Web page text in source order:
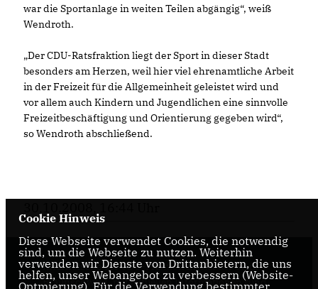
war die Sportanlage in weiten Teilen abgängig“, weiß
Wendroth.
Der CDU-Ratsfraktion liegt der Sport in dieser Stadt
besonders am Herzen, weil hier viel ehrenamtliche Arbeit
in der Freizeit für die Allgemeinheit geleistet wird und
vor allem auch Kindern und Jugendlichen eine sinnvolle
Freizeitbeschäftigung und Orientierung gegeben wird“,
so Wendroth abschließend.
Internetseite der CDU-Fraktion im Rat der Stadt
Braunschweig, mit aktuellen Informationen rund
Cookie Hinweis
Diese Webseite verwendet Cookies, die notwendig
sind, um die Webseite zu nutzen. Weiterhin
verwenden wir Dienste von Drittanbietern, die uns
helfen, unser Webangebot zu verbessern (Website-
Optmierung). Für die Verwendung bestimmter